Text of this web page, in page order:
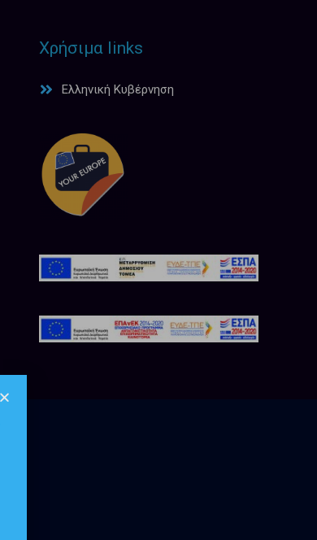
Χρήσιμα links
Ελληνική Κυβέρνηση